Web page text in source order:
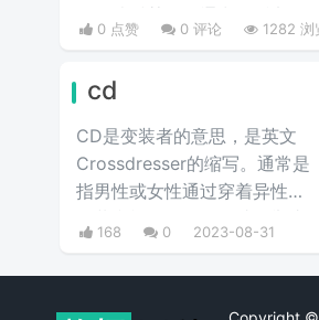
骂人，在墙角骂人，指桑骂槐
涵队友，意思是抹黑队友，diss
0 点赞 0 评论 1282 浏
cd
CD是变装者的意思，是英文
Crossdresser的缩写。通常是
指男性或女性通过穿着异性的
168 0 2023-08-31